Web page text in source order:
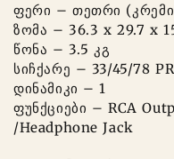
ფერი – თეთრი
ზომა – 36.3 x 29.7 x
წონა – 3.5 კგ
სიჩქარე – 33/45/78
დინამიკი – 1
ფუნქციები – RCA
/Headphone Jack